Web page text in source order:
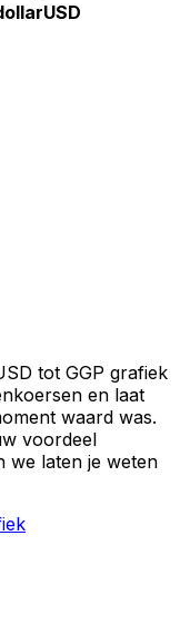
USD
tot GGP grafiek
en laat
waard was.
voordeel
we laten je weten